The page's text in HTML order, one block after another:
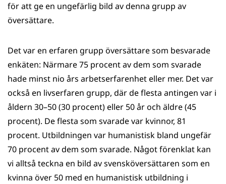
för att ge en ungefärlig bild av denna grupp av
översättare.
Det var en erfaren grupp översättare som besvarade
enkäten: Närmare 75 procent av dem som svarade
hade minst nio års arbetserfarenhet eller mer. Det var
också en livserfaren grupp, där de flesta antingen var i
åldern 30–50 (30 procent) eller 50 år och äldre (45
procent). De flesta som svarade var kvinnor, 81
procent. Utbildningen var humanistisk bland ungefär
70 procent av dem som svarade. Något förenklat kan
vi alltså teckna en bild av svensköversättaren som en
kvinna över 50 med en humanistisk utbildning i